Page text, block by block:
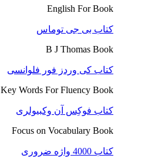
English For Book
کتاب بی جی توماس
B J Thomas Book
کتاب کی وردز فور فلوانسی
Key Words For Fluency Book
کتاب فوکِس آن وکبیولری
Focus on Vocabulary Book
کتاب 4000 واژه ضروری